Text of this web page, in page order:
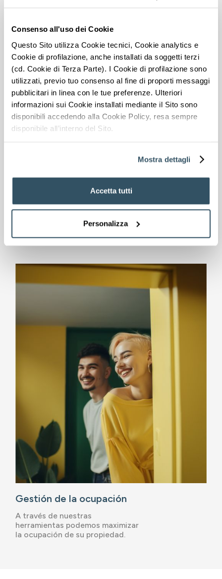
Consenso all'uso dei Cookie
Questo Sito utilizza Cookie tecnici, Cookie analytics e
Cookie di profilazione, anche installati da soggetti terzi
(cd. Cookie di Terza Parte). I Cookie di profilazione sono
utilizzati, previo tuo consenso al fine di proporti messaggi
pubblicitari in linea con le tue preferenze. Ulteriori
informazioni sui Cookie installati mediante il Sito sono
disponibili accedendo alla Cookie Policy, resa sempre
disponibile all’interno del Sito.
Mostra dettagli
Accetta tutti
Personalizza
Sostenibilidad y energía
Los criterios de sostenibilidad
consultoría integral también
Gestión de la ocupación
A través de nuestras
herramientas podemos maximizar
la ocupación de su propiedad.